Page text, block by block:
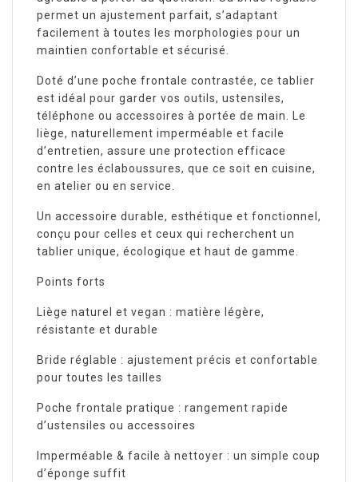
permet un ajustement parfait, s’adaptant
facilement à toutes les morphologies pour un
maintien confortable et sécurisé.
Doté d’une poche frontale contrastée, ce tablier
est idéal pour garder vos outils, ustensiles,
téléphone ou accessoires à portée de main. Le
liège, naturellement imperméable et facile
d’entretien, assure une protection efficace
contre les éclaboussures, que ce soit en cuisine,
en atelier ou en service.
Un accessoire durable, esthétique et fonctionnel,
conçu pour celles et ceux qui recherchent un
tablier unique, écologique et haut de gamme.
Points forts
Liège naturel et vegan : matière légère,
résistante et durable
Bride réglable : ajustement précis et confortable
pour toutes les tailles
Poche frontale pratique : rangement rapide
d’ustensiles ou accessoires
Imperméable & facile à nettoyer : un simple coup
d’éponge suffit